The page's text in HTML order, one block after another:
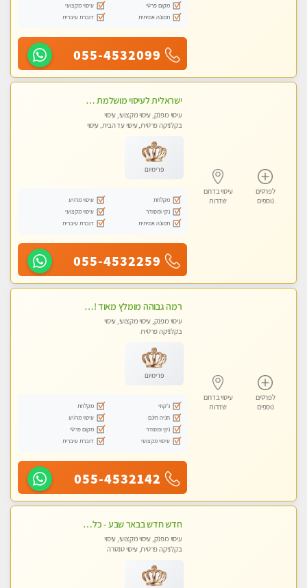
מקום פרטי
עיסוי מקצועי
תמונה אמיתית
דוברת עיברית
055-4532099
לפרטים
נוספים
עיסוי בדרום
שדרות
ישראלית לעיסוי מושלמת לעיסוי מושלם ואיכותי במיוחד !
עיסוי מפנק, עיסוי מקצועי, עיסוי
בקלניקה פרטית, עיסוי עד הבית, עיסוי
פרימיום
מקלחת
עיסוי מרגיע
נקי ומסודר
עיסוי מקצועי
תמונה אמיתית
דוברת עיברית
055-4532259
לפרטים
נוספים
עיסוי בדרום
שדרות
רמה גבוהה מומלץ מאוד !!! עיסוי מקצועי
עיסוי מפנק, עיסוי מקצועי, עיסוי
בקלניקה פרטית
פרימיום
ג'קוזי
מקלחת
חניה חינם
עיסוי מרגיע
נקי ומסודר
מקום פרטי
עיסוי מקצועי
דוברת עיברית
055-4532142
חדש חדש בבאר שבע - כל סוגי העיסויים מעסה מקצועית ואיכותית פרטי!!!
עיסוי מפנק, עיסוי מקצועי, עיסוי
בקלניקה פרטית, עיסוי טנטרה